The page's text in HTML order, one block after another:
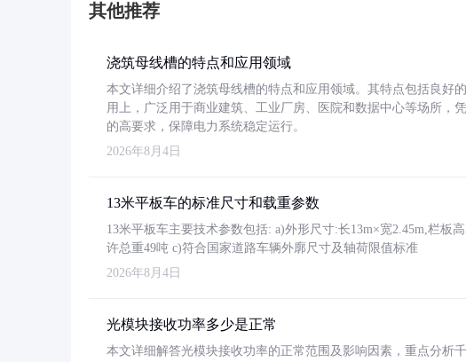
其他推荐
浇筑母线槽的特点和应用领域
本文详细介绍了浇筑母线槽的特点和应用领域。其特点包括良好
用上，广泛用于商业建筑、工业厂房、医院和数据中心等场所，
的高要求，保障电力系统稳定运行。
2026年8月4日
13米平板车的标准尺寸和载重参数
13米平板车主要技术参数包括: a)外形尺寸:长13m×宽2.45m,栏板
许总重49吨 c)符合国家道路车辆外廓尺寸及轴荷限值标准
2026年8月4日
光模块接收功率多少是正常
本文详细解答光模块接收功率的正常范围及影响因素，重点分析